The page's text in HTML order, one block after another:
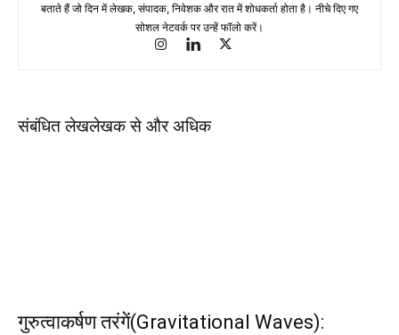
बताते हैं जो दिन में लेखक, संपादक, निवेशक और रात में शोधकर्ता होता है। नीचे दिए गए
सोशल नेटवर्क पर उन्हें फॉलो करें।
संबंधित लेखलेखक से और अधिक
गुरुत्वाकर्षण तरंगें(Gravitational Waves):